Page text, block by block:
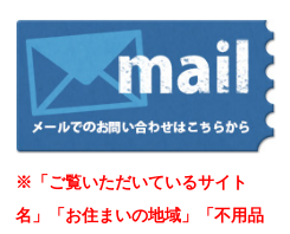
※「ご覧いただいているサイト
名」「お住まいの地域」「不用品